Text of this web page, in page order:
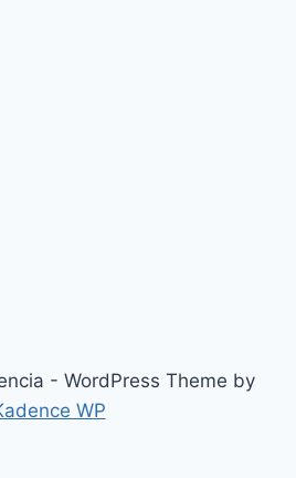
- WordPress Theme by
WP